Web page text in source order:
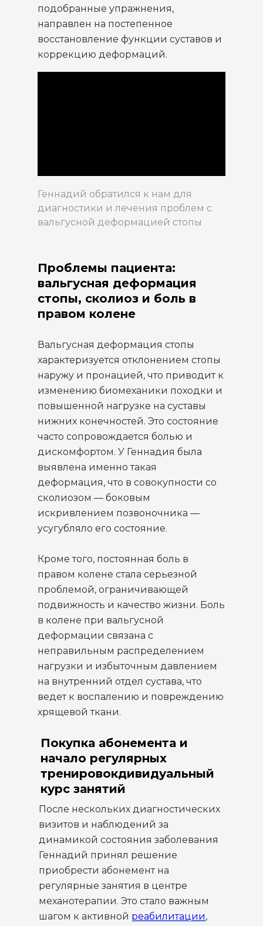
подобранные упражнения,
направлен на постепенное
восстановление функции суставов и
коррекцию деформаций.
Вальгусная деформация стопы
характеризуется отклонением стопы
наружу и пронацией, что приводит к
изменению биомеханики походки и
повышенной нагрузке на суставы
нижних конечностей. Это состояние
часто сопровождается болью и
дискомфортом. У Геннадия была
выявлена именно такая
деформация, что в совокупности со
сколиозом — боковым
искривлением позвоночника —
усугубляло его состояние.
Кроме того, постоянная боль в
правом колене стала серьезной
проблемой, ограничивающей
подвижность и качество жизни. Боль
в колене при вальгусной
деформации связана с
неправильным распределением
нагрузки и избыточным давлением
на внутренний отдел сустава, что
ведет к воспалению и повреждению
хрящевой ткани.
Проблемы пациента:
вальгусная деформация
стопы, сколиоз и боль в
правом колене
После нескольких диагностических
визитов и наблюдений за
динамикой состояния заболевания
Геннадий принял решение
приобрести абонемент на
регулярные занятия в центре
механотерапии. Это стало важным
шагом к активной реабилитации,
Покупка абонемента и
начало регулярных
тренировокдивидуальный
курс занятий
Геннадий обратился к нам для
диагностики и лечения проблем с
вальгусной деформацией стопы